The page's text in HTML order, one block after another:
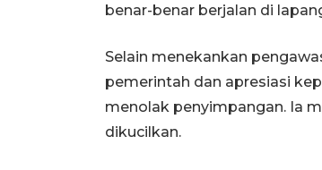
benar-benar berjalan di
Selain menekankan
pemerintah dan apresiasi
menolak penyimpangan. Ia
dikucilkan.